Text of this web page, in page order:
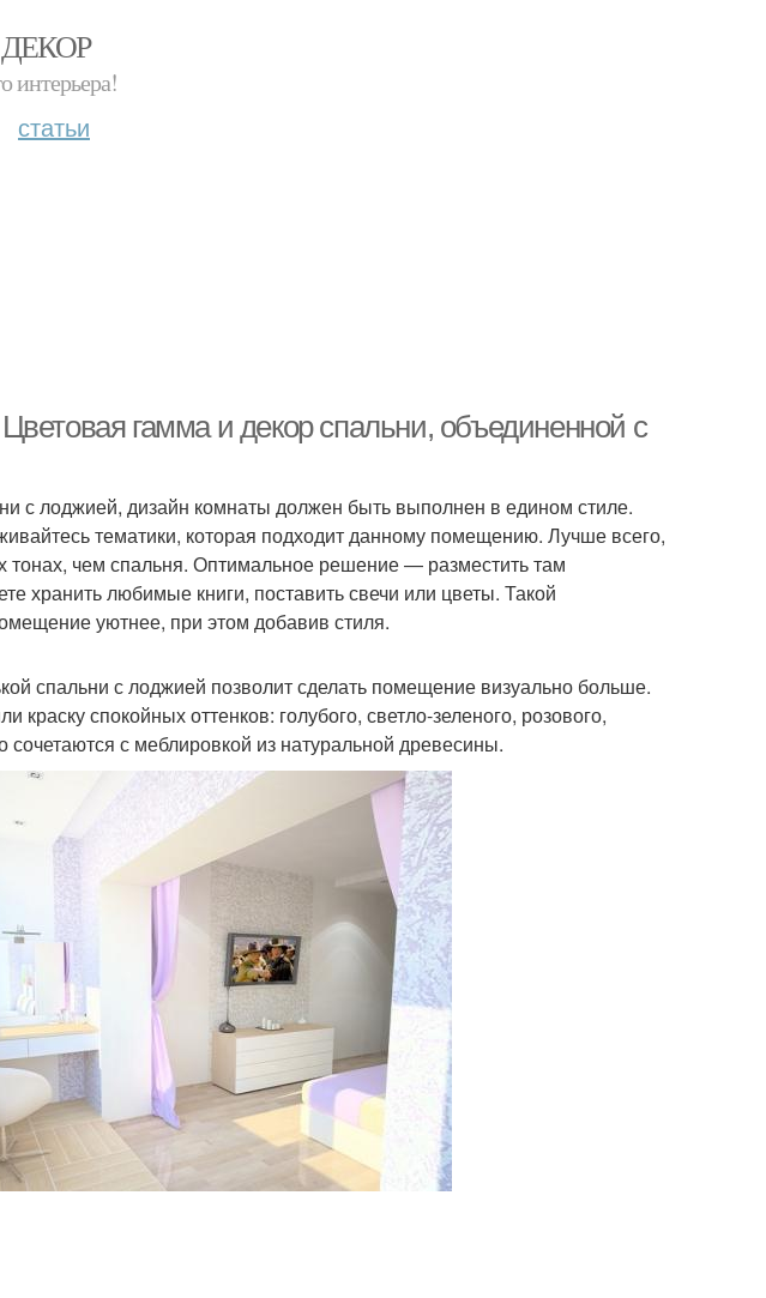
интерьера!
статьи
гамма и декор спальни, объединенной с
с лоджией, дизайн комнаты должен быть выполнен в едином стиле.
тематики, которая подходит данному помещению. Лучше всего,
тонах, чем спальня. Оптимальное решение — разместить там
хранить любимые книги, поставить свечи или цветы. Такой
уютнее, при этом добавив стиля.
спальни с лоджией позволит сделать помещение визуально больше.
краску спокойных оттенков: голубого, светло-зеленого, розового,
с меблировкой из натуральной древесины.